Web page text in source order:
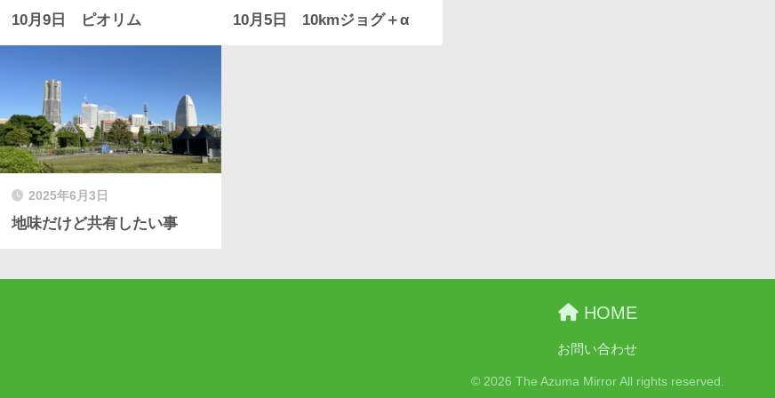
10月9日 ピオリム 10月5日 10kmジョグ＋α
2025年6月3日
地味だけど共有したい事
HOME
お問い合わせ
© 2026 The Azuma Mirror All rights reserved.